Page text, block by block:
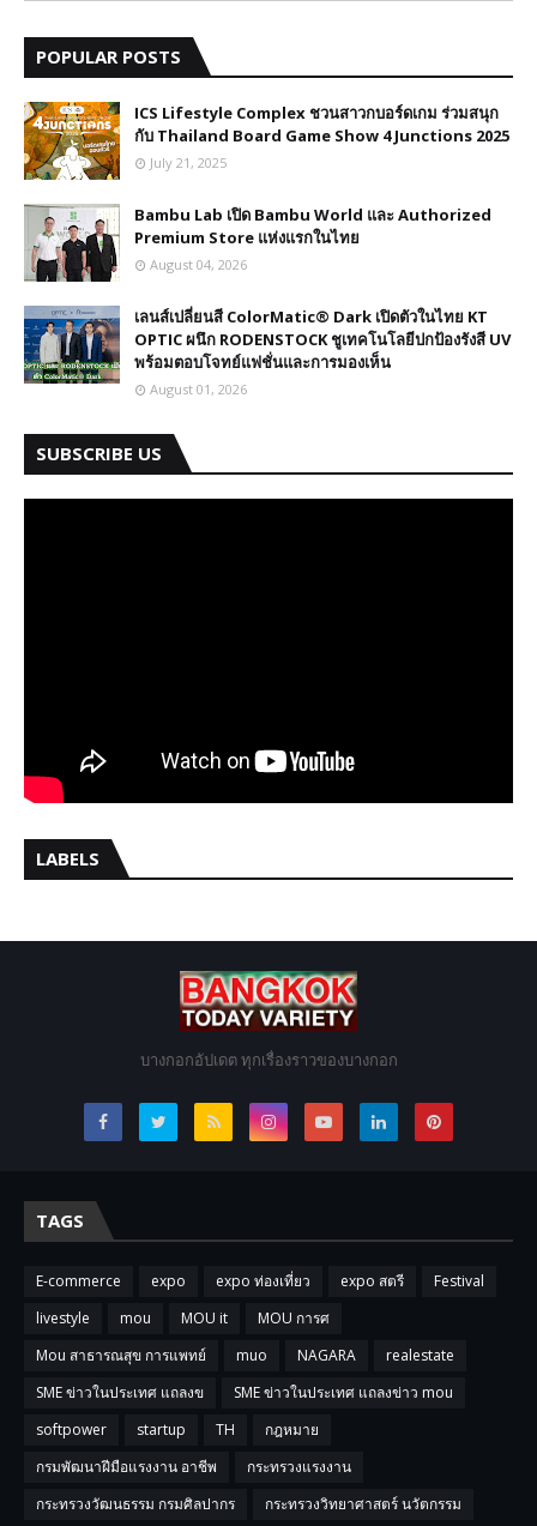
POPULAR POSTS
ICS Lifestyle Complex ชวนสาวกบอร์ดเกม ร่วมสนุก
กับ Thailand Board Game Show 4 Junctions 2025
July 21, 2025
Bambu Lab เปิด Bambu World และ Authorized
Premium Store แห่งแรกในไทย
August 04, 2026
เลนส์เปลี่ยนสี ColorMatic® Dark เปิดตัวในไทย​ KT
OPTIC ผนึก RODENSTOCK ชูเทคโนโลยีปกป้องรังสี UV
พร้อมตอบโจทย์แฟชั่นและการมองเห็น
August 01, 2026
SUBSCRIBE US
LABELS
บางกอกอัปเดต ทุกเรื่องราวของบางกอก
TAGS
E-commerce expo expo ท่องเที่ยว expo สตรี
Festival
livestyle
mou MOU it
MOU การศ
Mou สาธารณสุข การแพทย์
muo NAGARA
realestate
SME ข่าวในประเทศ แถลงข
SME ข่าวในประเทศ แถลงข่าว mou
softpower
startup TH
กฎหมาย
กรมพัฒนาฝีมือแรงงาน อาชีพ
กระทรวงแรงงาน
กระทรวงวัฒนธรรม กรมศิลปากร
กระทรวงวิทยาศาสตร์ นวัตกรรม